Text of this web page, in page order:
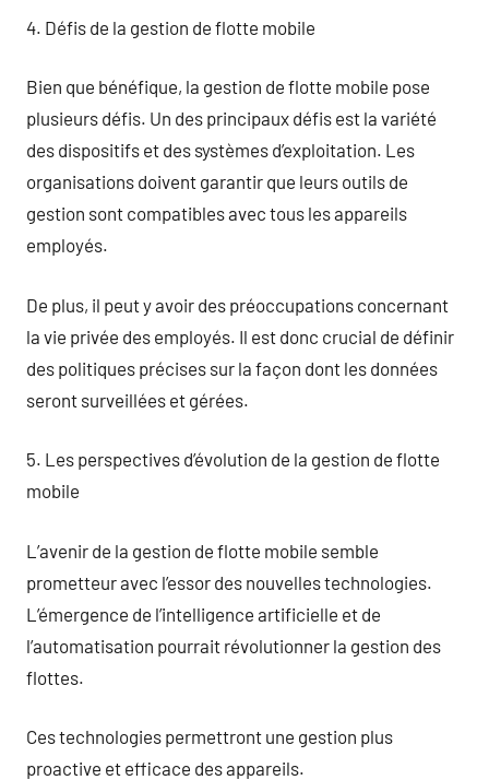
4. Défis de la gestion de flotte mobile
Bien que bénéfique, la gestion de flotte mobile pose
plusieurs défis. Un des principaux défis est la variété
des dispositifs et des systèmes d’exploitation. Les
organisations doivent garantir que leurs outils de
gestion sont compatibles avec tous les appareils
employés.
De plus, il peut y avoir des préoccupations concernant
la vie privée des employés. Il est donc crucial de définir
des politiques précises sur la façon dont les données
seront surveillées et gérées.
5. Les perspectives d’évolution de la gestion de flotte
mobile
L’avenir de la gestion de flotte mobile semble
prometteur avec l’essor des nouvelles technologies.
L’émergence de l’intelligence artificielle et de
l’automatisation pourrait révolutionner la gestion des
flottes.
Ces technologies permettront une gestion plus
proactive et efficace des appareils.